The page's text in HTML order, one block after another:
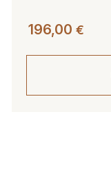
196,00 €